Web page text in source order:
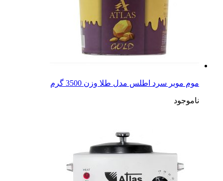
موم موبر سرد اطلس مدل طلا وزن 3500 گرم
ناموجود